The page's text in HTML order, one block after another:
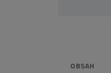
OBSAH